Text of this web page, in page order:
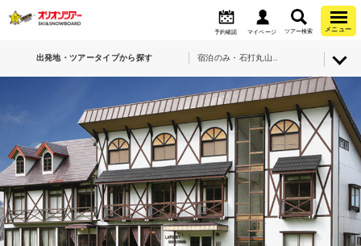
予約確認 マイページ ツアー検索 メニュー
出発地・ツアータイプから探す